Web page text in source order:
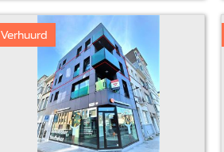
Verhuurd